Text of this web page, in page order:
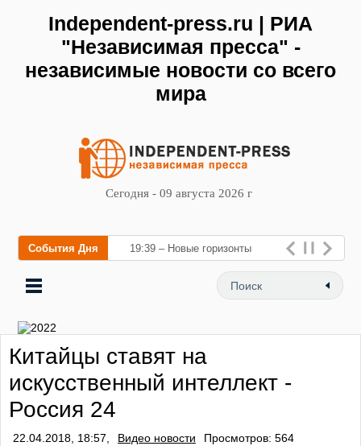
Independent-press.ru | РИА
"Независимая пресса" -
независимые новости со всего
мира
Сегодня - 09 августа 2026 г
События Дня 19:39 – Новые горизонты
флебологии: в Москве
открылся «Городской центр
Китайцы ставят на
искусственный интеллект -
Россия 24
22.04.2018, 18:57, Видео новости
Просмотров: 564